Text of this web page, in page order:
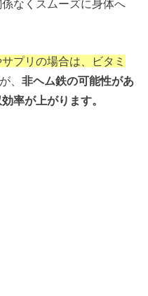
なくスムーズに身体へ
プリの場合は、ビタミ
、非ヘム鉄の可能性があ
率が上がります。